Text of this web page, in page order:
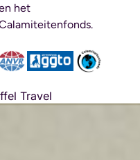
het
Travel